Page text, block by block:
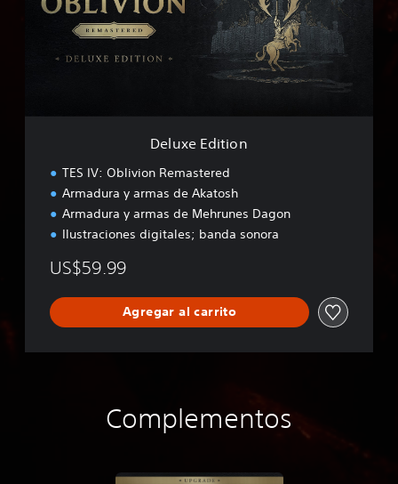
o
Deluxe Edition
TES IV: Oblivion Remastered
Armadura y armas de Akatosh
Armadura y armas de Mehrunes Dagon
Ilustraciones digitales; banda sonora
US$59.99
Agregar al carrito
Complementos